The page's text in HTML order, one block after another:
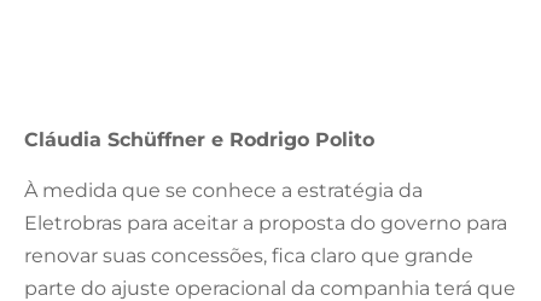
Cláudia Schüffner e Rodrigo Polito
À medida que se conhece a estratégia da
Eletrobras para aceitar a proposta do governo para
renovar suas concessões, fica claro que grande
parte do ajuste operacional da companhia terá que